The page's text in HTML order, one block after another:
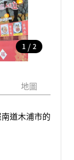
1 / 2
地圖
道木浦市的